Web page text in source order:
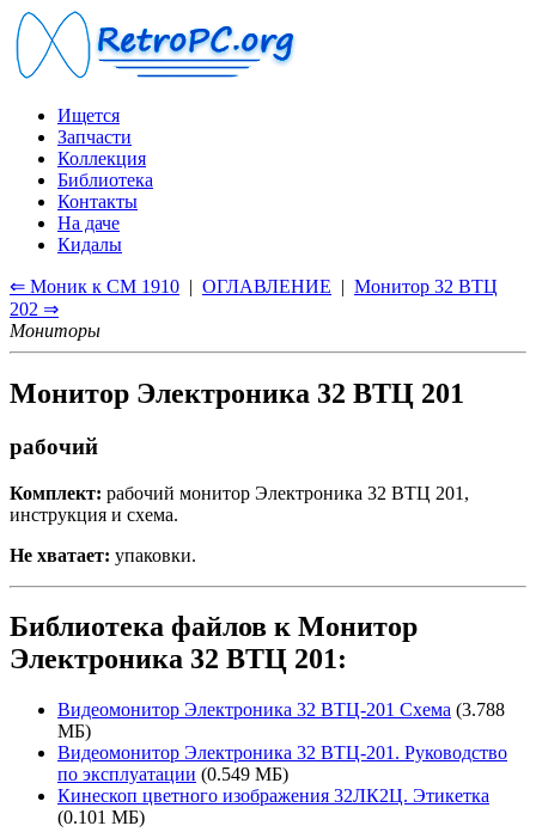
Ищется
Запчасти
Коллекция
Библиотека
Контакты
На даче
Кидалы
⇐ Моник к CM 1910 | ОГЛАВЛЕНИЕ | Монитор 32 ВТЦ
202 ⇒
Мониторы
Монитор Электроника 32 ВТЦ 201
рабочий
Комплект: рабочий монитор Электроника 32 ВТЦ 201,
инструкция и схема.
Не хватает: упаковки.
Библиотека файлов к Монитор
Электроника 32 ВТЦ 201:
Видеомонитор Электроника 32 ВТЦ-201 Схема (3.788
МБ)
Видеомонитор Электроника 32 ВТЦ-201. Руководство
по эксплуатации (0.549 МБ)
Кинескоп цветного изображения 32ЛК2Ц. Этикетка
(0.101 МБ)